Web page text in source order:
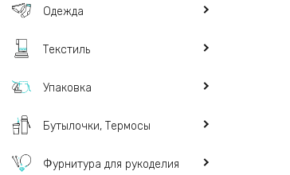
Одежда
Текстиль
Упаковка
Бутылочки, Термосы
Фурнитура для рукоделия